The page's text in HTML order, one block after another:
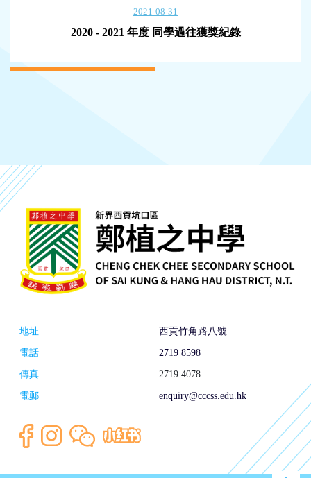
2021-08-31
2020 - 2021 年度 同學過往獲獎紀錄
地址
西貢竹角路八號
電話
2719 8598
傳真
2719 4078
電郵
enquiry@cccss.edu.hk